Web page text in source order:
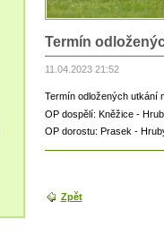
Termín
11.04.2023 21:52
Termín odložených utkání
OP dospělí: Kněžice -
OP dorostu: Prasek -
Zpět